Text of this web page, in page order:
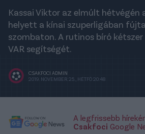
Kassai Viktor az elmúlt hétvégén
helyett a kínai szuperligában
szombaton. A rutinos bíró
VAR segítségét.
CSAKFOCI ADMIN
2019. NOVEMBER 25., HÉTFŐ 20:48
A legfrissebb
Csakfoci Google